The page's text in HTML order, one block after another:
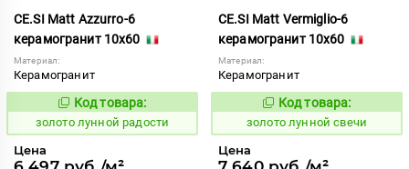
CE.SI Matt Azzurro-6
керамогранит 10x60
Материал:
Керамогранит
521952
Код товара:
золото лунной радости
Цена
CE.SI Matt Vermiglio-6
керамогранит 10x60
Материал:
Керамогранит
521959
Код товара:
золото лунной свечи
Цена